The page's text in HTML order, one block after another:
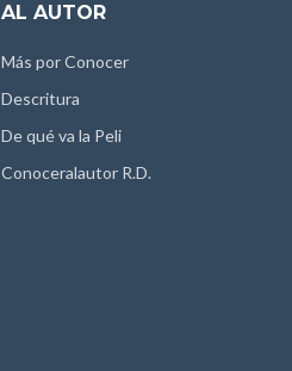
AL AUTOR
Más por Conocer
Descritura
De qué va la Peli
Conoceralautor R.D.